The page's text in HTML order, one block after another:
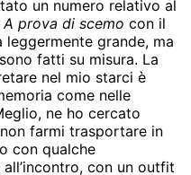
un numero relativo al
A prova di scemo con il
grande, ma
fatti su misura. La
nel mio starci è
come nelle
ne ho cercato
farmi trasportare in
con qualche
con un outfit